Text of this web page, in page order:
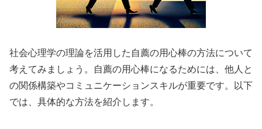
社会心理学の理論を活用した自薦の用心棒の方法について
考えてみましょう。自薦の用心棒になるためには、他人と
の関係構築やコミュニケーションスキルが重要です。以下
では、具体的な方法を紹介します。